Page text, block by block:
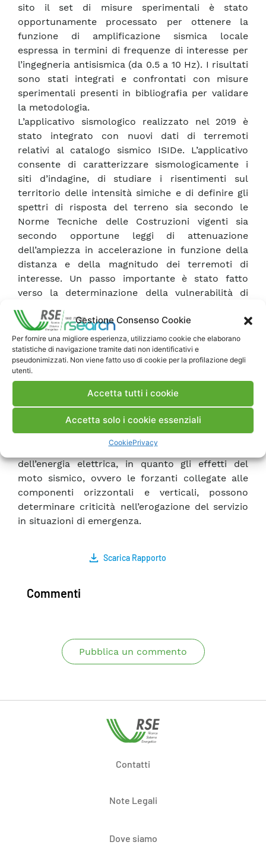
Gestione Consenso Cookie
Per fornire una migliore esperienza, utilizziamo cookie che elaborano
statistiche di navigazione tramite dati non identificativi e
pseudonimizzati. Non viene fatto uso di cookie per la profilazione degli
utenti.
Accetta tutti i cookie
Accetta solo i cookie essenziali
CookiePrivacy
sito il set di misure sperimentali è stato
opportunamente processato per ottenere la
funzione di amplificazione sismica locale
espressa in termini di frequenze di interesse per
l’ingegneria antisismica (da 0.5 a 10 Hz). I risultati
sono stati integrati e confrontati con misure
sperimentali presenti in bibliografia per validare
la metodologia.
L’applicativo sismologico realizzato nel 2019 è
stato integrato con nuovi dati di terremoti
relativi al catalogo sismico ISIDe. L’applicativo
consente di caratterizzare sismologicamente i
siti d’indagine, di studiare i risentimenti sul
territorio delle intensità simiche e di definire gli
spettri di risposta del terreno sia secondo le
Norme Tecniche delle Costruzioni vigenti sia
secondo opportune leggi di attenuazione
dell’ampiezza in accelerazione in funzione della
distanza e della magnitudo dei terremoti di
interesse. Un passo importante è stato fatto
verso la determinazione della vulnerabilità di
alcune componenti del sistema elettrico nei
riguardi di un evento sismico (fragility function
),
che dipende dalle loro caratteristiche strutturali
e dal comportamento dinamico. Strutture con
modi propri nell’intervallo tipico delle frequenze
dei sismi possono manifestare notevoli
amplificazioni delle accelerazioni provenienti dal
terreno e di conseguenza un incremento degli
sforzi meccanici e delle deformazioni. Tali aspetti
risultano significativi per il sistema di
generazione, trasporto e distribuzione
dell’energia elettrica, in quanto gli effetti del
moto sismico, ovvero le forzanti collegate alle
componenti orizzontali e verticali, possono
determinare criticità nell’erogazione del servizio
in situazioni di emergenza.
Scarica Rapporto
Commenti
Pubblica un commento
Contatti
Note Legali
Dove siamo